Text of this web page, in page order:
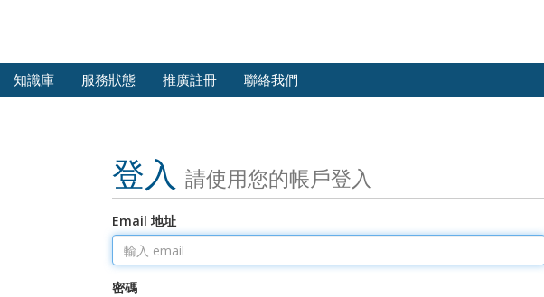
知識庫 服務狀態 推廣註冊 聯絡我們
登入 請使用您的帳戶登入
Email 地址
密碼